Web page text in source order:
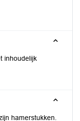
inhoudelijk
hamerstukken.